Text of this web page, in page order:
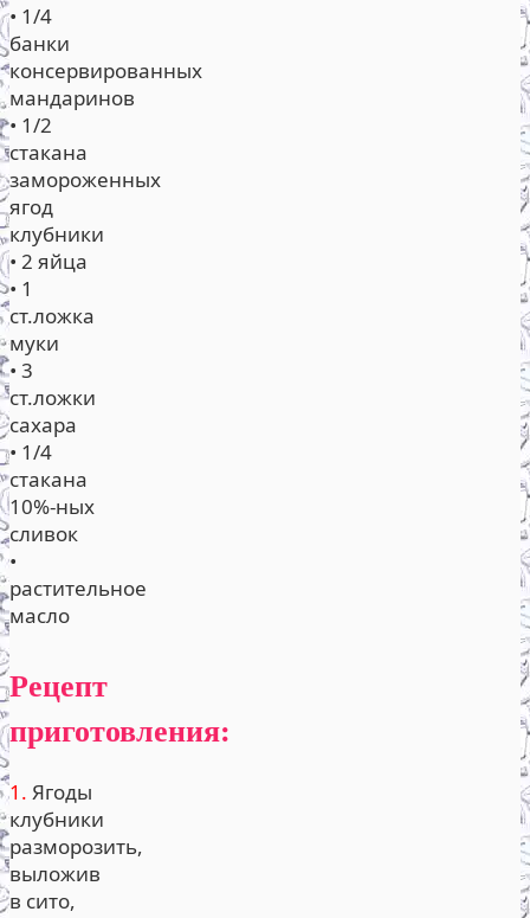
• 1/4
банки
консервированных
мандаринов
• 1/2
стакана
замороженных
ягод
клубники
• 2 яйца
• 1
ст.ложка
муки
• 3
ст.ложки
сахара
• 1/4
стакана
10%-ных
сливок
•
растительное
масло
Рецепт
приготовления:
1. Ягоды
клубники
разморозить,
выложив
в сито,